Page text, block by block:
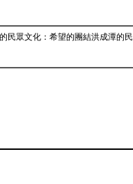
民眾文化：希望的團結洪成潭的民